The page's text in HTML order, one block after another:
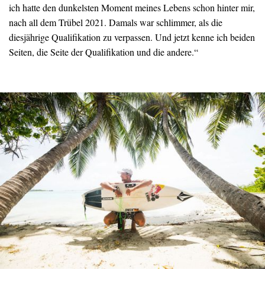
ich hatte den dunkelsten Moment meines Lebens schon hinter mir,
nach all dem Trübel 2021. Damals war schlimmer, als die
diesjährige Qualifikation zu verpassen. Und jetzt kenne ich beiden
Seiten, die Seite der Qualifikation und die andere.“